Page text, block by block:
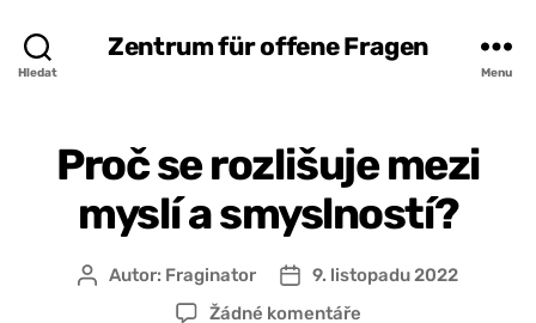
Hledat
Zentrum für offene Fragen
Menu
Proč se rozlišuje mezi
myslí a smyslností?
AutorAutor: Fraginator
Datum
příspěvku
9. listopadu 2022
Žádné komentářeu